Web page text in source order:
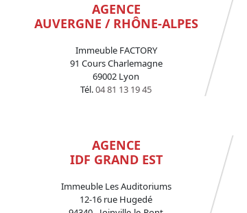
AGENCE
AUVERGNE / RHÔNE-ALPES
Immeuble FACTORY
91 Cours Charlemagne
69002 Lyon
Tél.04 81 13 19 45
AGENCE
IDF GRAND EST
Immeuble Les Auditoriums
12-16 rue Hugedé